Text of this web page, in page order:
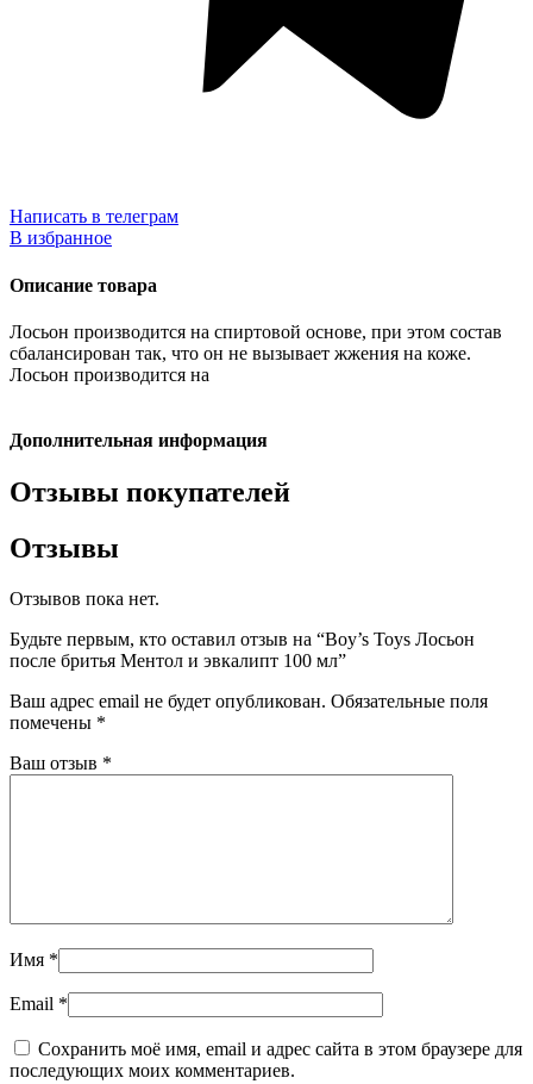
Написать в телеграм
В избранное
Описание товара
Лосьон производится на спиртовой основе, при этом состав
сбалансирован так, что он не вызывает жжения на коже.
Лосьон производится на
Дополнительная информация
Отзывы покупателей
Отзывы
Отзывов пока нет.
Будьте первым, кто оставил отзыв на “Boy’s Toys Лосьон
после бритья Ментол и эвкалипт 100 мл”
Ваш адрес email не будет опубликован. Обязательные поля
помечены *
Ваш отзыв *
Имя *
Email *
Сохранить моё имя, email и адрес сайта в этом браузере для
последующих моих комментариев.